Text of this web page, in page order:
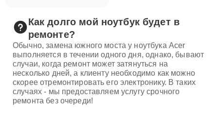
Как долго мой ноутбук будет в
ремонте?
Обычно, замена южного моста у ноутбука Acer
выполняется в течении одного дня, однако, бывают
случаи, когда ремонт может затянуться на
несколько дней, а клиенту необходимо как можно
скорее отремонтировать его электронику. В таких
случаях - мы предоставляем услугу срочного
ремонта без очереди!